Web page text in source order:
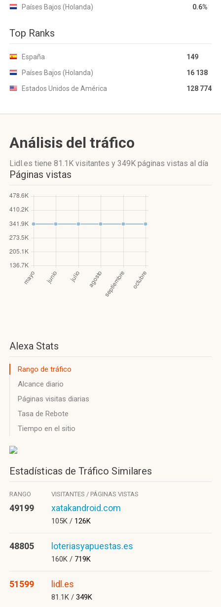
Países Bajos (Holanda) 0.6%
Top Ranks
España
149
Países Bajos (Holanda)
16 138
Estados Unidos de América
128 774
Análisis del tráfico
Lidl.es tiene 81.1K visitantes y 349K páginas vistas al día
Páginas vistas
Alexa Stats
Rango de tráfico
Alcance diario
Páginas visitas diarias
Tasa de Rebote
Tiempo en el sitio
Estadísticas de Tráfico Similares
RANGO VISITANTES / PÁGINAS VISTAS
49199 xatakandroid.com
105K / 126K
48805 loteriasyapuestas.es
160K / 719K
51599 lidl.es
81.1K / 349K